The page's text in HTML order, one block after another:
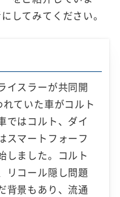
してみてください。
イスラーが共同開
ていた車がコルト
ではコルト、ダイ
スマートフォーフ
しました。コルト
リコール隠し問題
背景もあり、流通